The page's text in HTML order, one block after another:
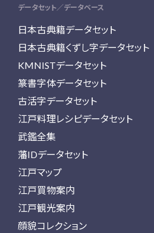
データセット／データベース
日本古典籍データセット
日本古典籍くずし字データセット
KMNISTデータセット
篆書字体データセット
古活字データセット
江戸料理レシピデータセット
武鑑全集
藩IDデータセット
江戸マップ
江戸買物案内
江戸観光案内
顔貌コレクション